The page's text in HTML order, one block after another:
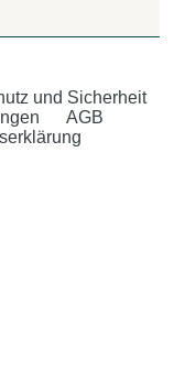
und Sicherheit
AGB